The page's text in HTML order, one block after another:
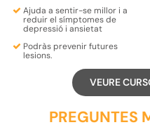
Ajuda a sentir-se millor i a
reduirel símptomes de
depressiói ansietat
Podràsprevenir futures
lesions.
VEURE
PREGUNTES